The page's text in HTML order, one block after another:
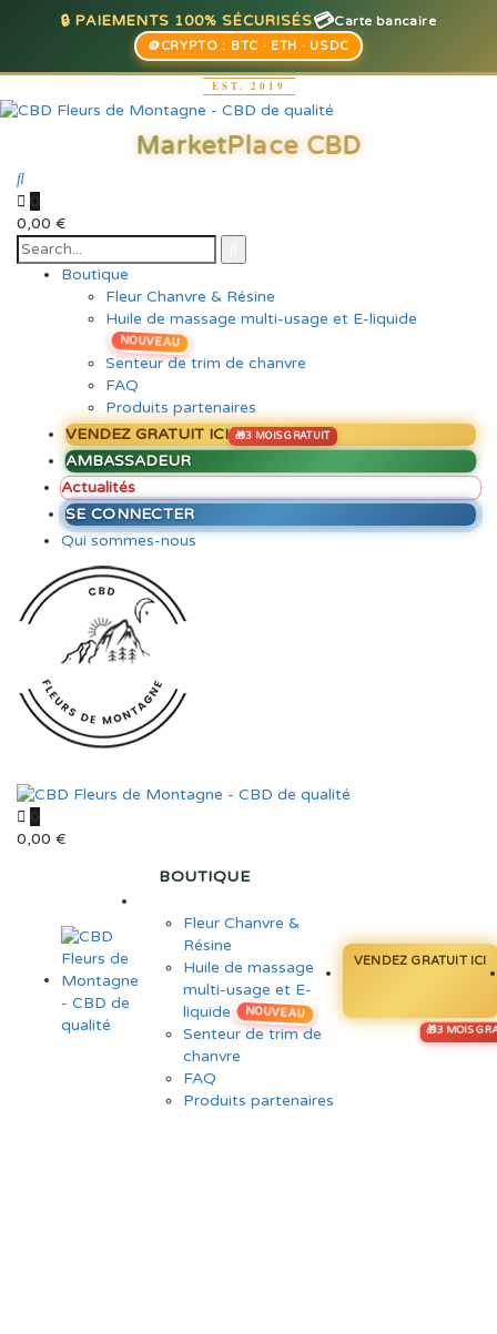
🔒 PAIEMENTS 100% SÉCURISÉS💳Carte bancaire
🪙CRYPTO : BTC · ETH · USDC
0
0,00 €
Boutique
Fleur Chanvre & Résine
Huile de massage multi-usage et E-liquide
NOUVEAU
Senteur de trim de chanvre
FAQ
Produits partenaires
VENDEZ GRATUIT ICI
AMBASSADEUR
Actualités
SE CONNECTER
Qui sommes-nous
0
0,00 €
BOUTIQUE
Fleur Chanvre &
Résine
Huile de massage
multi-usage et E-
liquide
NOUVEAU
Senteur de trim de
chanvre
FAQ
Produits partenaires
VENDEZ GRATUIT ICI